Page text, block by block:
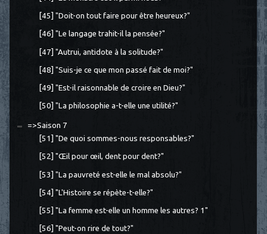
[45] "Doit-on tout faire pour être heureux?"
[46] "Le langage trahit-il la pensée?"
[47] "Autrui, antidote à la solitude?"
[48] "Suis-je ce que mon passé fait de moi?"
[49] "Est-il raisonnable de croire en Dieu?"
[50] "La philosophie a-t-elle une utilité?"
=>Saison 7
[51] "De quoi sommes-nous responsables?"
[52] "Œil pour œil, dent pour dent?"
[53] "La pauvreté est-elle le mal absolu?"
[54] "L'Histoire se répète-t-elle?"
[55] "La femme est-elle un homme les autres? 1"
[56] "Peut-on rire de tout?"